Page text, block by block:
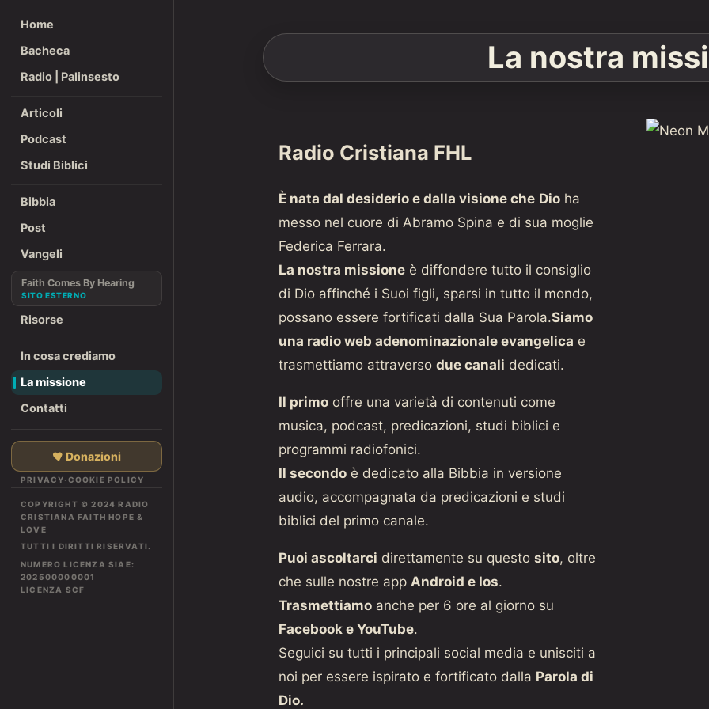
Home
Bacheca
Radio | Palinsesto
Articoli
Podcast
Studi Biblici
Bibbia
Post
Vangeli
Faith Comes By Hearing
Risorse
In cosa crediamo
La missione
Contatti
Donazioni
PRIVACY· COOKIE POLICY
COPYRIGHT © 2024 RADIO
CRISTIANA FAITH HOPE &
LOVE
TUTTI I DIRITTI RISERVATI.
NUMERO LICENZA SIAE:
202500000001
LICENZA SCF
La nostra
Radio Cristiana FHL
È nata dal desiderio e dalla visione che Dio ha
messo nel cuore di Abramo Spina e di sua moglie
Federica Ferrara.
La nostra missione è diffondere tutto il consiglio
di Dio affinché i Suoi figli, sparsi in tutto il mondo,
possano essere fortificati dalla Sua Parola.Siamo
una radio web adenominazionale evangelica e
trasmettiamo attraverso due canali dedicati.
Il primo offre una varietà di contenuti come
musica, podcast, predicazioni, studi biblici e
programmi radiofonici.
Il secondo è dedicato alla Bibbia in versione
audio, accompagnata da predicazioni e studi
biblici del primo canale.
Puoi ascoltarci direttamente su questo sito, oltre
che sulle nostre app Android e Ios.
Trasmettiamo anche per 6 ore al giorno su
Facebook e YouTube.
Seguici su tutti i principali social media e unisciti a
noi per essere ispirato e fortificato dalla Parola di
Dio.